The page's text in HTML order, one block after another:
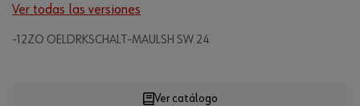
Ver todas las versiones
-12ZO OELDRKSCHALT-MAULSH SW 24
Loading...
Ver catálogo